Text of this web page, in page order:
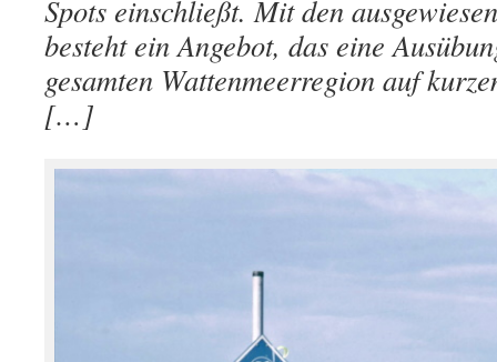
Spots einschließt. Mit den
besteht ein Angebot, das eine
gesamten Wattenmeerregion auf
[…]